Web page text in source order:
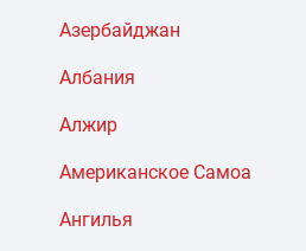
Азербайджан
Албания
Алжир
Американское Самоа
Ангилья